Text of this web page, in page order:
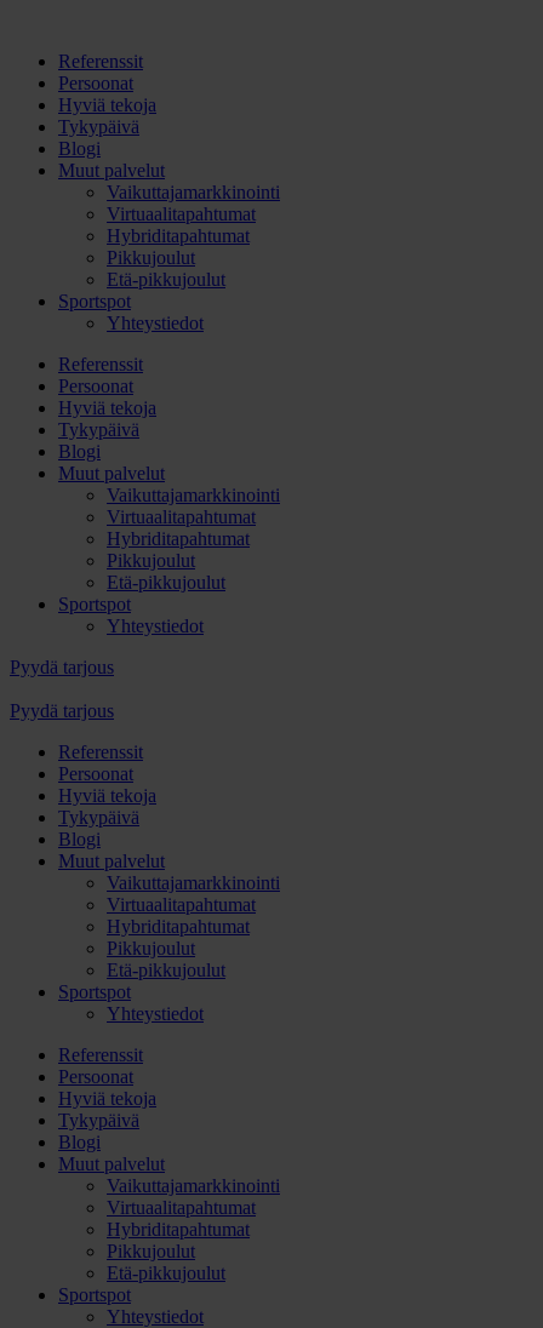
Referenssit
Persoonat
Hyviä tekoja
Tykypäivä
Blogi
Muut palvelut
Vaikuttajamarkkinointi
Virtuaalitapahtumat
Hybriditapahtumat
Pikkujoulut
Etä-pikkujoulut
Sportspot
Yhteystiedot
Referenssit
Persoonat
Hyviä tekoja
Tykypäivä
Blogi
Muut palvelut
Vaikuttajamarkkinointi
Virtuaalitapahtumat
Hybriditapahtumat
Pikkujoulut
Etä-pikkujoulut
Sportspot
Yhteystiedot
Pyydä tarjous
Pyydä tarjous
Referenssit
Persoonat
Hyviä tekoja
Tykypäivä
Blogi
Muut palvelut
Vaikuttajamarkkinointi
Virtuaalitapahtumat
Hybriditapahtumat
Pikkujoulut
Etä-pikkujoulut
Sportspot
Yhteystiedot
Referenssit
Persoonat
Hyviä tekoja
Tykypäivä
Blogi
Muut palvelut
Vaikuttajamarkkinointi
Virtuaalitapahtumat
Hybriditapahtumat
Pikkujoulut
Etä-pikkujoulut
Sportspot
Yhteystiedot